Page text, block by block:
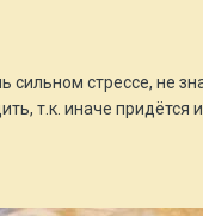
стрессе, не
т.к. иначе придётся